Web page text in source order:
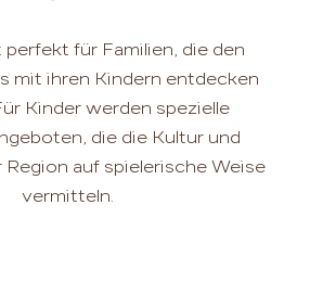
perfekt für Familien, die den
mit ihren Kindern entdecken
Kinder werden spezielle
die die Kultur und
auf spielerische Weise
vermitteln.